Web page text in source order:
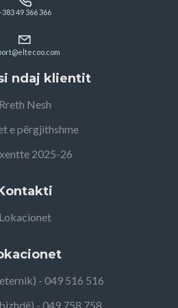
49 366 366
ndaj klientit
Rreth Nesh
e përgjithshme
2025-26
Lokacionet
- 049 516 516
- 049 758 758